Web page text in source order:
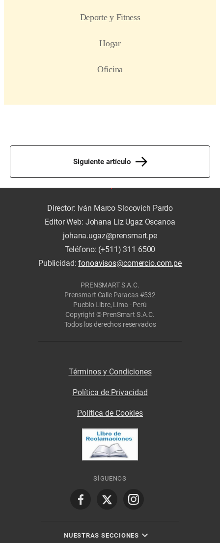
Siguiente artículo
Director: Iván Marco Slocovich Pardo
Editor Web: Johana Liz Ugaz Oscanoa
johana.ugaz@prensmart.pe
Teléfono: (+511) 311 6500
Publicidad:fonoavisos@comercio.com.pe
PRENSMART S.A.C.
Prensmart Calle Paracas #532
Pueblo Libre, Lima - Perú
Copyright © PrenSmart S.A.C.
Todos los derechos reservados
Términos y Condiciones
Política de Privacidad
Politica de Cookies
SÍGUENOS
NUESTRAS SECCIONES